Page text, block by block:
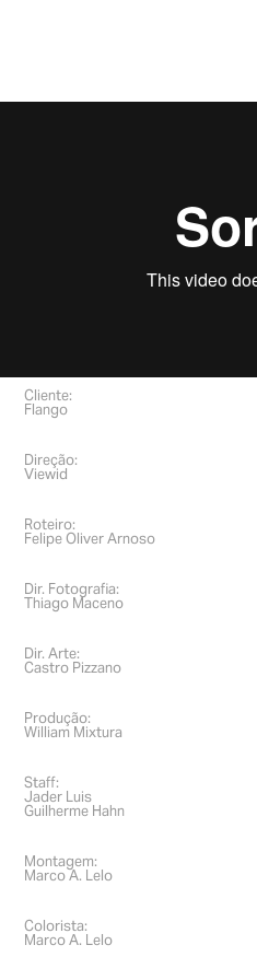
Cliente:
Flango
Direção:
Viewid
Roteiro:
Felipe Oliver Arnoso
Dir. Fotografia:
Thiago Maceno
Dir. Arte:
Castro Pizzano
Produção:
William Mixtura
Staff:
Jader Luis
Guilherme Hahn
Montagem:
Marco A. Lelo
Colorista:
Marco A. Lelo